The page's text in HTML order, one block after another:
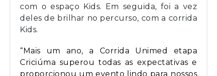
com o espaço Kids. Em seguida, foi a vez
deles de brilhar no percurso, com a corrida
Kids.
“Mais um ano, a Corrida Unimed etapa
Criciúma superou todas as expectativas e
proporcionou um evento lindo para nossos